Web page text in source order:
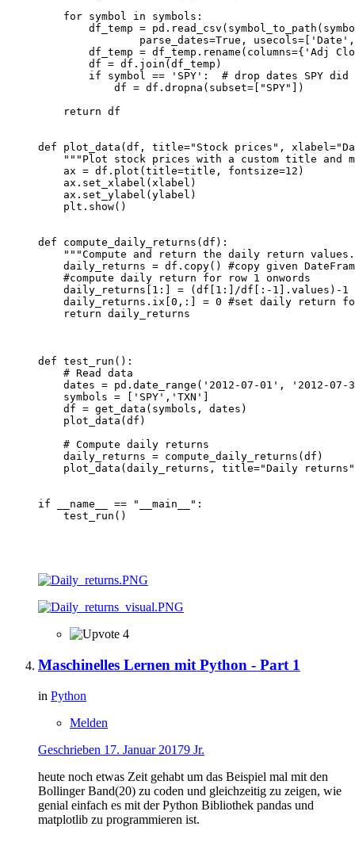
    for symbol in symbols:
df_temp =
parse_dates=True,
df_temp = df_temp.rename(columns={'Adj
        df = df.join(df_temp)
if symbol == 'SPY':  # drop dates SPY did
            df = df.dropna(subset=["SPY"])
    return df
def plot_data(df, title="Stock prices",
"""Plot stock prices with a custom title and
    ax = df.plot(title=title, fontsize=12)
    ax.set_xlabel(xlabel)
    ax.set_ylabel(ylabel)
    plt.show()
def compute_daily_returns(df):
"""Compute and return the daily return
daily_returns = df.copy() #copy given
    #compute daily return for row 1 onwords
    daily_returns[1:] = (df[1:]/df[:-1].values)-1
daily_returns.ix[0,:] = 0 #set daily return
    return daily_returns
def test_run():
    # Read data
dates = pd.date_range('2012-07-01', '2012-07-
    symbols = ['SPY','TXN']
    df = get_data(symbols, dates)
    plot_data(df)
    # Compute daily returns
    daily_returns = compute_daily_returns(df)
plot_data(daily_returns, title="Daily
if __name__ == "__main__":
    test_run()
4
Maschinelles Lernen mit Python - Part 1
in Python
Melden
Geschrieben 17. Januar 20179 Jr.
heute noch etwas Zeit gehabt um das Beispiel mal mit den
Bollinger Band(20) zu coden und gleichzeitig zu zeigen, wie
genial einfach es mit der Python Bibliothek pandas und
matplotlib zu programmieren ist.